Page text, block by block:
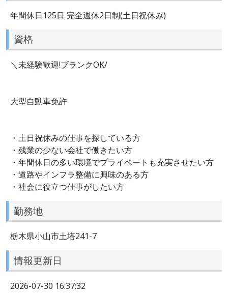
年間休日125日 完全週休2日制(土日祝休み)
資格
＼未経験歓迎!ブランクOK/
大型自動車免許
・土日祝休みの仕事を探している方
・残業の少ない会社で働きたい方
・年間休日の多い環境でプライベートも充実させたい方
・道路やインフラ整備に興味のある方
・社会に役立つ仕事がしたい方
勤務地
栃木県小山市土塔241-7
情報更新日
2026-07-30 16:37:32